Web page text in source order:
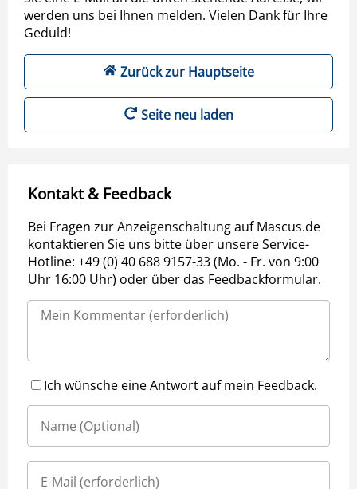
werden uns bei Ihnen melden. Vielen Dank für Ihre
Geduld!
Zurück zur Hauptseite
Seite neu laden
Kontakt & Feedback
Bei Fragen zur Anzeigenschaltung auf Mascus.de
kontaktieren Sie uns bitte über unsere Service-
Hotline: +49 (0) 40 688 9157-33 (Mo. - Fr. von 9:00
Uhr 16:00 Uhr) oder über das Feedbackformular.
Ich wünsche eine Antwort auf mein Feedback.